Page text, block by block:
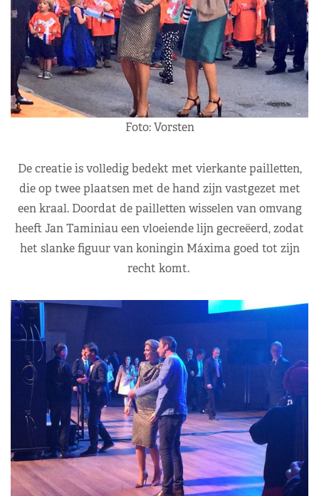
Foto: Vorsten
De creatie is volledig bedekt met vierkante pailletten,
die op twee plaatsen met de hand zijn vastgezet met
een kraal. Doordat de pailletten wisselen van omvang
heeft Jan Taminiau een vloeiende lijn gecreëerd, zodat
het slanke figuur van koningin Máxima goed tot zijn
recht komt.